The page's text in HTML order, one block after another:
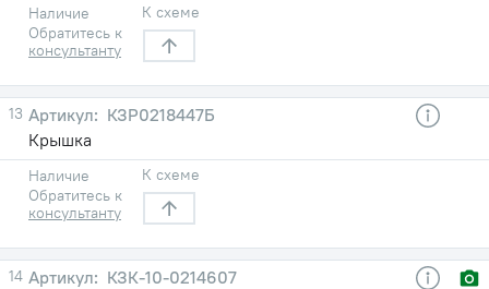
Наличие
Обратитесь к
консультанту
К схеме
13
КЗР0218447Б
Крышка
Наличие
Обратитесь к
консультанту
К схеме
14
КЗК-10-0214607